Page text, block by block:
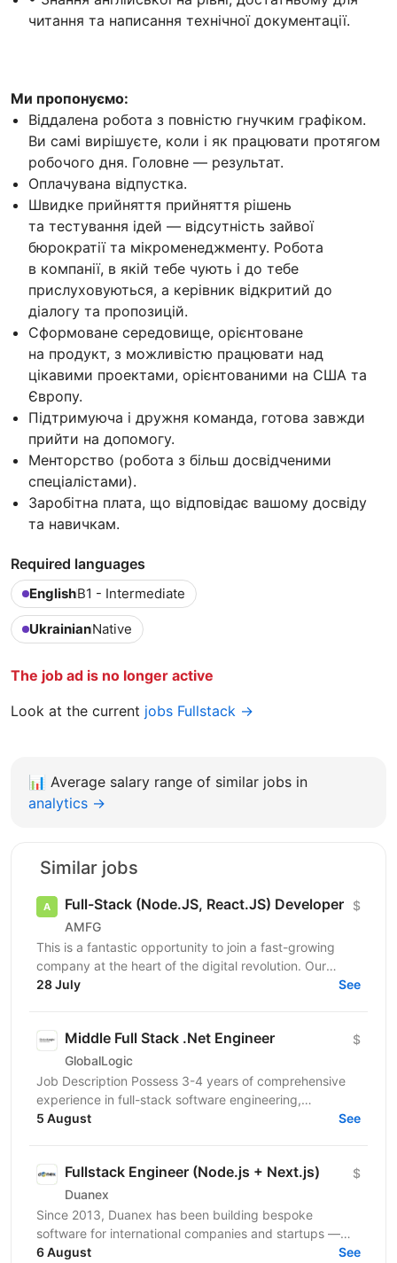
читання та написання технічної документації.
Ми пропонуємо:
Віддалена робота з повністю гнучким графіком.
Ви самі вирішуєте, коли і як працювати протягом
робочого дня. Головне — результат.
Оплачувана відпустка.
Швидке прийняття прийняття рішень
та тестування ідей — відсутність зайвої
бюрократії та мікроменеджменту. Робота
в компанії, в якій тебе чують і до тебе
прислуховуються, а керівник відкритий до
діалогу та пропозицій.
Сформоване середовище, орієнтоване
на продукт, з можливістю працювати над
цікавими проектами, орієнтованими на США та
Європу.
Підтримуюча і дружня команда, готова завжди
прийти на допомогу.
Менторство (робота з більш досвідченими
спеціалістами).
Заробітна плата, що відповідає вашому досвіду
та навичкам.
Required languages
EnglishB1 - Intermediate
UkrainianNative
The job ad is no longer active
Look at the current jobs Fullstack →
📊 Average salary range of similar jobs in
analytics →
Similar jobs
Full-Stack (Node.JS, React.JS) Developer
AMFG
$
This is a fantastic opportunity to join a fast-growing
company at the heart of the digital revolution. Our
software product is revolutionising manufacturing...
28 July See
Middle Full Stack .Net Engineer
GlobalLogic
$
Job Description Possess 3-4 years of comprehensive
experience in full-stack software engineering,
specifically designing and building robust enterprise...
5 August See
Fullstack Engineer (Node.js + Next.js)
Duanex
$
Since 2013, Duanex has been building bespoke
software for international companies and startups —
from mobile apps to complex cloud solutions. Our
6 August See